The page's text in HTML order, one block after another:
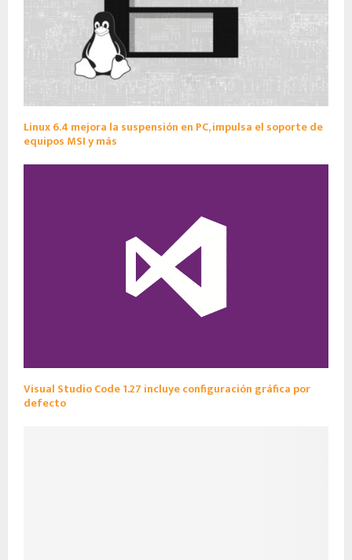
Linux 6.4 mejora la suspensión en PC, impulsa el soporte de
equipos MSI y más
Visual Studio Code 1.27 incluye configuración gráfica por
defecto